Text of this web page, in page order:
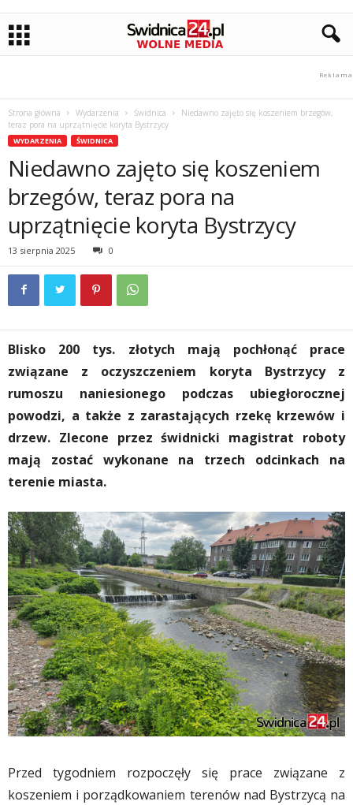
Strona główna Wydarzenia Świdnica
Niedawno zajęto się koszeniem brzegów,
teraz pora na uprzątnięcie koryta Bystrzycy
WYDARZENIA ŚWIDNICA
Niedawno zajęto się koszeniem
brzegów, teraz pora na
uprzątnięcie koryta Bystrzycy
13 sierpnia 2025 0
Blisko 200 tys. złotych mają pochłonąć prace
związane z oczyszczeniem koryta Bystrzycy z
rumoszu naniesionego podczas ubiegłorocznej
powodzi, a także z zarastających rzekę krzewów i
drzew. Zlecone przez świdnicki magistrat roboty
mają zostać wykonane na trzech odcinkach na
terenie miasta.
Przed tygodniem rozpoczęły się prace związane z
koszeniem i porządkowaniem terenów nad Bystrzycą na